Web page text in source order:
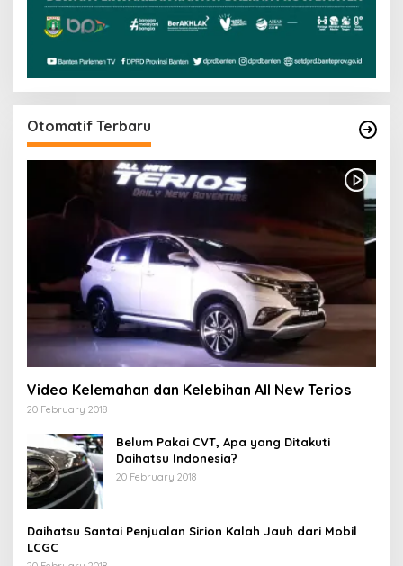
Otomatif Terbaru
Video Kelemahan dan Kelebihan All New Terios
20 February 2018
Belum Pakai CVT, Apa yang Ditakuti
Daihatsu Indonesia?
20 February 2018
Daihatsu Santai Penjualan Sirion Kalah Jauh dari Mobil
LCGC